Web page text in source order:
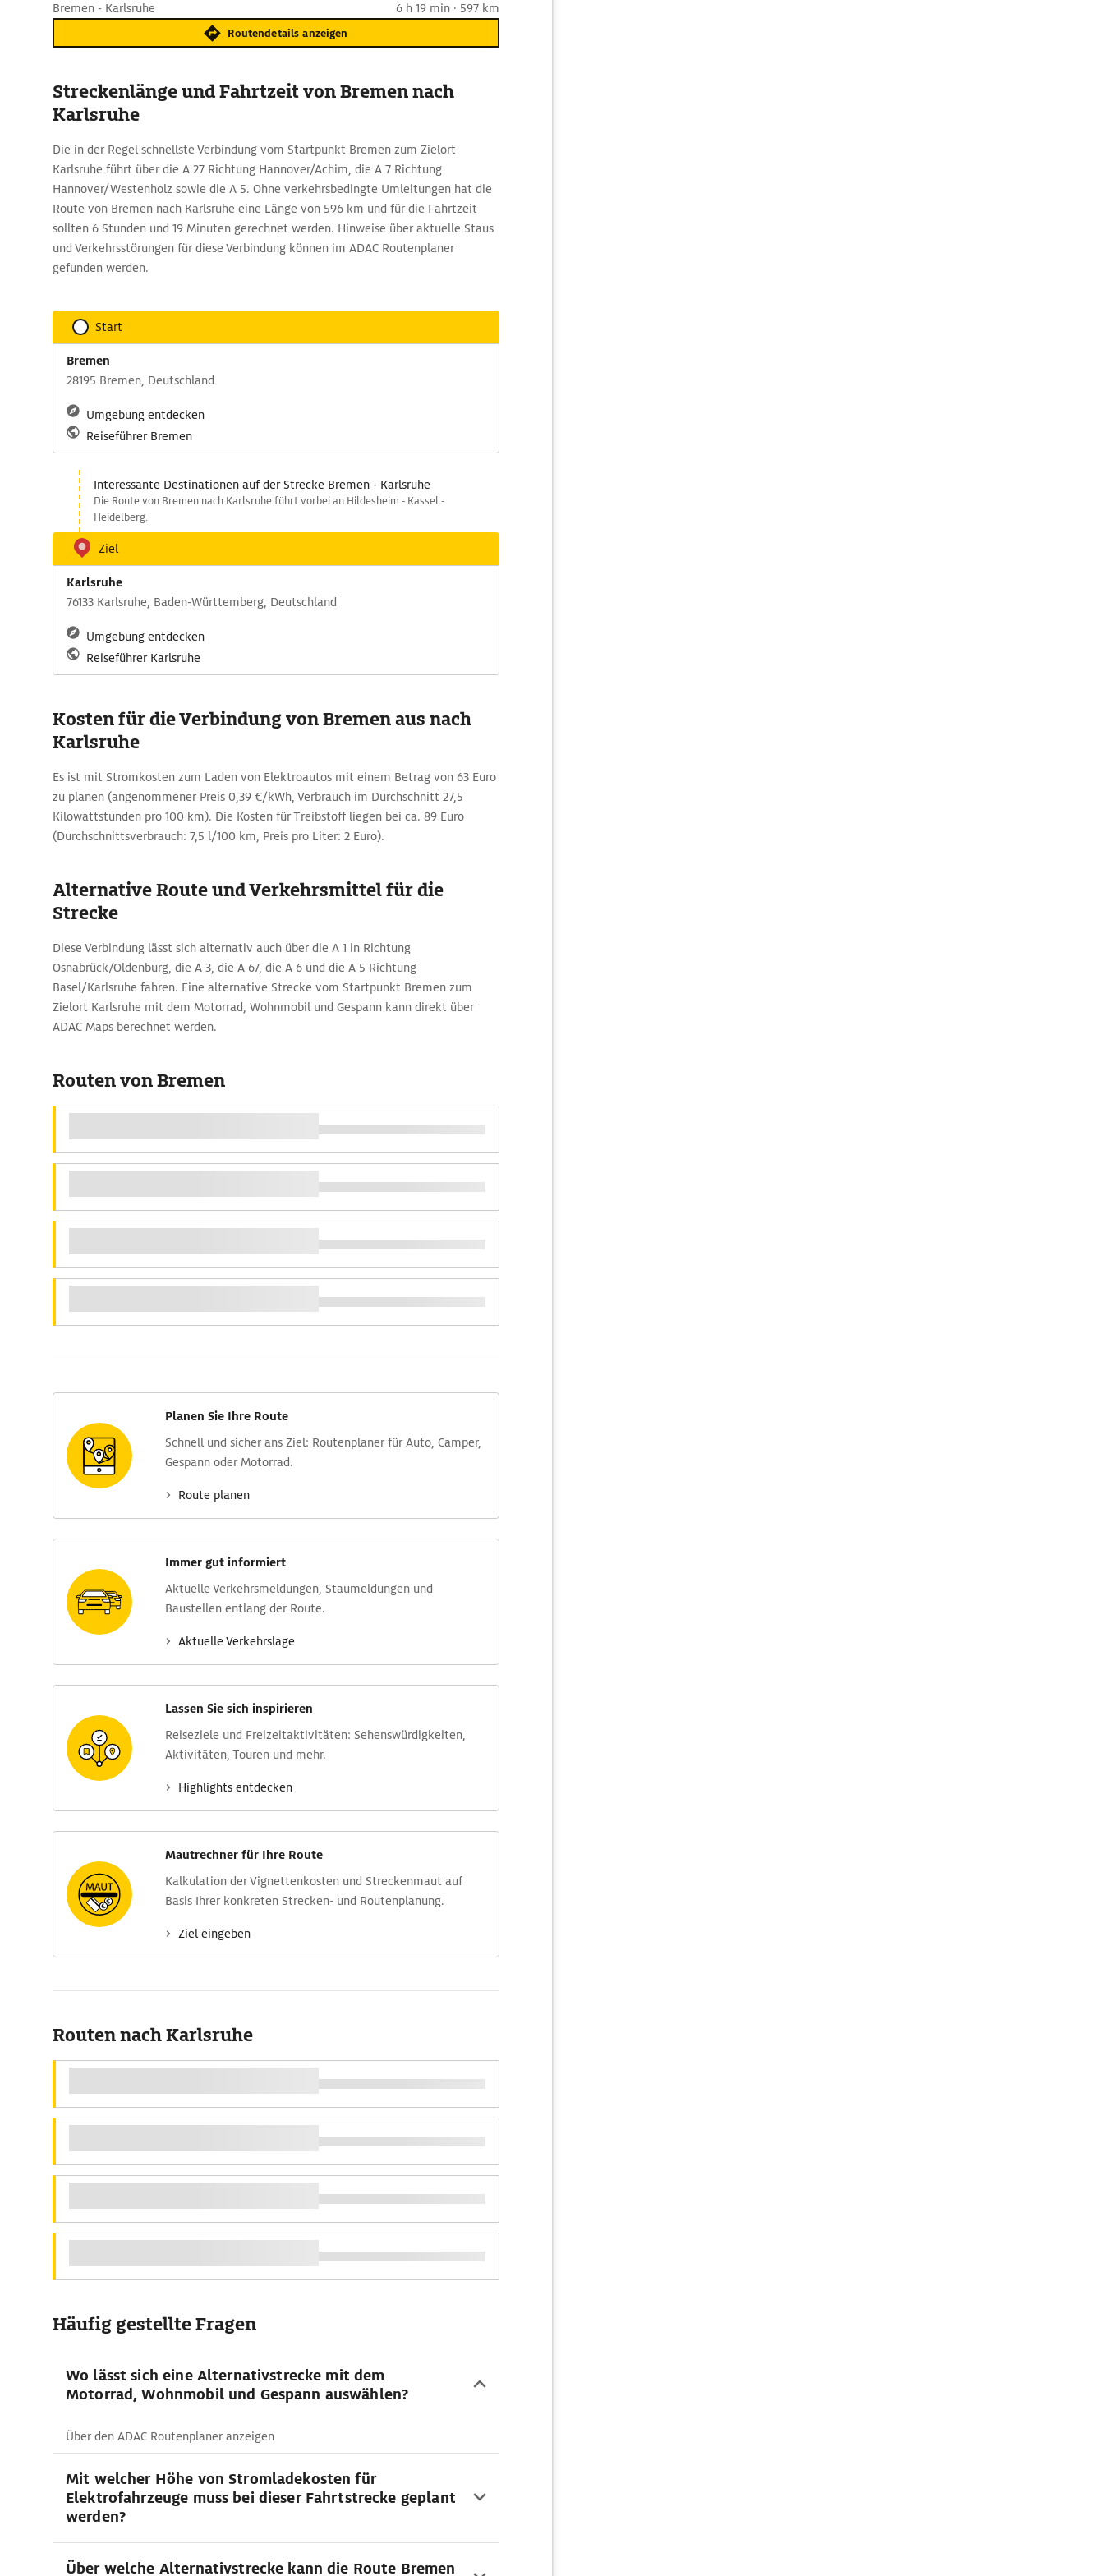
Bremen - Karlsruhe 6 h 19 min · 597 km
Routendetails anzeigen
Streckenlänge und Fahrtzeit von Bremen nach
Karlsruhe
Die in der Regel schnellste Verbindung vom Startpunkt Bremen zum Zielort
Karlsruhe führt über die A 27 Richtung Hannover/Achim, die A 7 Richtung
Hannover/Westenholz sowie die A 5. Ohne verkehrsbedingte Umleitungen hat die
Route von Bremen nach Karlsruhe eine Länge von 596 km und für die Fahrtzeit
sollten 6 Stunden und 19 Minuten gerechnet werden. Hinweise über aktuelle Staus
und Verkehrsstörungen für diese Verbindung können im ADAC Routenplaner
gefunden werden.
Start
Bremen
28195 Bremen, Deutschland
Umgebung entdecken
Reiseführer Bremen
Interessante Destinationen auf der Strecke Bremen - Karlsruhe
Die Route von Bremen nach Karlsruhe führt vorbei an Hildesheim - Kassel -
Heidelberg.
Ziel
Karlsruhe
76133 Karlsruhe, Baden-Württemberg, Deutschland
Umgebung entdecken
Reiseführer Karlsruhe
Kosten für die Verbindung von Bremen aus nach
Karlsruhe
Es ist mit Stromkosten zum Laden von Elektroautos mit einem Betrag von 63 Euro
zu planen (angenommener Preis 0,39 €/kWh, Verbrauch im Durchschnitt 27,5
Kilowattstunden pro 100 km). Die Kosten für Treibstoff liegen bei ca. 89 Euro
(Durchschnittsverbrauch: 7,5 l/100 km, Preis pro Liter: 2 Euro).
Alternative Route und Verkehrsmittel für die
Strecke
Diese Verbindung lässt sich alternativ auch über die A 1 in Richtung
Osnabrück/Oldenburg, die A 3, die A 67, die A 6 und die A 5 Richtung
Basel/Karlsruhe fahren. Eine alternative Strecke vom Startpunkt Bremen zum
Zielort Karlsruhe mit dem Motorrad, Wohnmobil und Gespann kann direkt über
ADAC Maps berechnet werden.
Routen von Bremen
Planen Sie Ihre Route
Schnell und sicher ans Ziel: Routen­planer für Auto, Camper,
Gespann oder Motorrad.
Route planen
Immer gut informiert
Aktuelle Verkehrs­meldungen, Stau­meldungen und
Baustellen entlang der Route.
Aktuelle Verkehrs­lage
Lassen Sie sich inspirieren
Reise­ziele und Freizeit­aktivitäten: Sehens­würdig­keiten,
Aktivitäten, Touren und mehr.
Highlights entdecken
Mautrechner für Ihre Route
Kalkulation der Vignettenkosten und Streckenmaut auf
Basis Ihrer konkreten Strecken- und Routenplanung.
Ziel eingeben
Routen nach Karlsruhe
Häufig gestellte Fragen
Wo lässt sich eine Alternativstrecke mit dem
Motorrad, Wohnmobil und Gespann auswählen?
Über den ADAC Routenplaner anzeigen
Mit welcher Höhe von Stromladekosten für
Elektrofahrzeuge muss bei dieser Fahrtstrecke geplant
werden?
Über welche Alternativstrecke kann die Route Bremen